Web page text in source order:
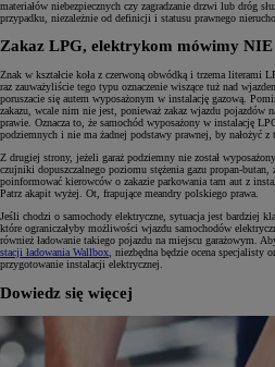
materiałów niebezpiecznych czy zagradzanie drzwi lub dróg
przypadku, niezależnie od definicji i statusu prawnego
Zakaz LPG, elektrykom mówimy
Znak w kształcie koła z czerwoną obwódką i trzema literami
raz zauważyliście tego typu oznaczenie wiszące tuż nad
poruszacie się autem wyposażonym w instalację gazową.
zakazu, wcale nim nie jest, ponieważ zakaz wjazdu pojazdów
prawie. Oznacza to, że samochód wyposażony w instalację
podziemnych i nie ma żadnej podstawy prawnej, by nałożyć z
Z drugiej strony, jeżeli garaż podziemny nie został
czujniki dopuszczalnego poziomu stężenia gazu propan-
poinformować kierowców o zakazie parkowania tam aut z
Patrz akapit wyżej. Ot, frapujące meandry polskiego prawa.
Jeśli chodzi o samochody elektryczne, sytuacja jest bardziej
które ograniczałyby możliwości wjazdu samochodów
również ładowanie takiego pojazdu na miejscu garażowym.
stacji ładowania Wallbox, niezbędna będzie ocena specjalisty
przygotowanie instalacji elektrycznej.
Dowiedz się więcej